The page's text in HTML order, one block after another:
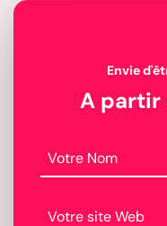
Envie
A partir